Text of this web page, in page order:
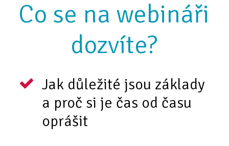
Co se na webináři
dozvíte?
Jak důležité jsou základy
a proč si je čas od času
oprášit